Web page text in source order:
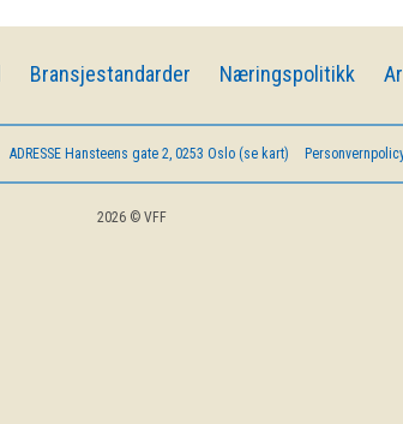
Bransjestandarder Næringspolitikk
ADRESSE Hansteens gate 2, 0253 Oslo (se kart)
2026 © VFF